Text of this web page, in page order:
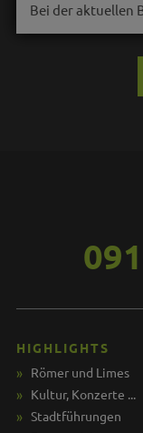
Bei der aktuellen
HIGHLIGHTS
Römer und Limes
Kultur, Konzerte ...
Stadtführungen